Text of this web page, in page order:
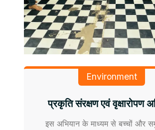
Environment
प्रकृति संरक्षण एवं वृक्षारोपण
इस अभियान के माध्यम से बच्चों और